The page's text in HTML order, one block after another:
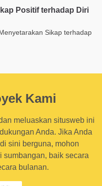
Positif terhadap Diri
Sikap terhadap
Kami
meluaskan situsweb ini
Anda. Jika Anda
sini berguna, mohon
sumbangan, baik secara
bulanan.